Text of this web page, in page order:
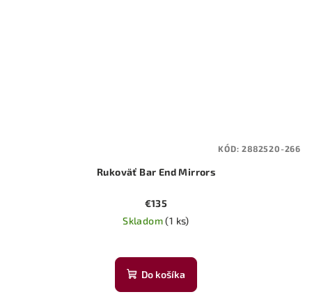
Rukoväť Bar End Mirrors
€135
Skladom(1 ks)
Do košíka
KÓD:2882520-266